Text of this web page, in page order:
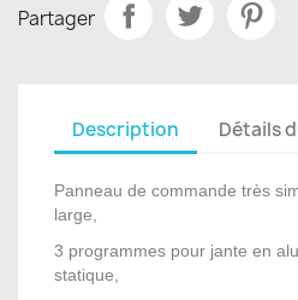
Partager
Description Détails
Panneau de commande très
large,
3 programmes pour jante en
statique,